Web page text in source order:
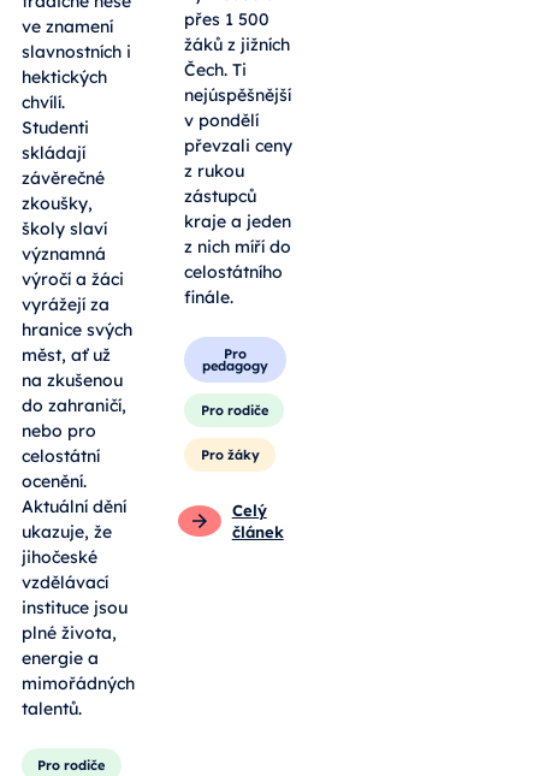
ve znamení
slavnostních i
hektických
chvílí.
Studenti
skládají
závěrečné
zkoušky,
školy slaví
významná
výročí a žáci
vyrážejí za
hranice svých
měst, ať už
na zkušenou
do zahraničí,
nebo pro
celostátní
ocenění.
Aktuální dění
ukazuje, že
jihočeské
vzdělávací
instituce jsou
plné života,
energie a
mimořádných
talentů.
Pro rodiče
přes 1 500
žáků z jižních
Čech. Ti
nejúspěšnější
v pondělí
převzali ceny
z rukou
zástupců
kraje a jeden
z nich míří do
celostátního
finále.
Pro
pedagogy
Pro rodiče
Pro žáky
Celý
článek